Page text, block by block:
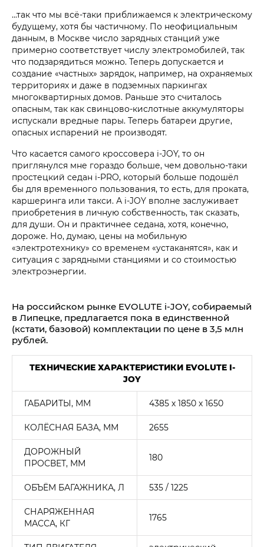
...так что мы всё-таки приближаемся к электрическому
будущему, хотя бы частичному. По неофициальным
данным, в Москве число зарядных станций уже
примерно соответствует числу электромобилей, так
что подзарядиться можно. Теперь допускается и
создание «частных» зарядок, например, на охраняемых
территориях и даже в подземных паркингах
многоквартирных домов. Раньше это считалось
опасным, так как свинцово-кислотные аккумуляторы
испускали вредные пары. Теперь батареи другие,
опасных испарений не производят.
Что касается самого кроссовера i‑JOY, то он
приглянулся мне гораздо больше, чем довольно-таки
простецкий седан i‑PRO, который больше подошёл
бы для временного пользования, то есть, для проката,
каршеринга или такси. А i‑JOY вполне заслуживает
приобретения в личную собственность, так сказать,
для души. Он и практичнее седана, хотя, конечно,
дороже. Но, думаю, цены на мобильную
«электротехнику» со временем «устаканятся», как и
ситуация с зарядными станциями и со стоимостью
электроэнергии.
На российском рынке EVOLUTE i‑JOY, собираемый
в Липецке, предлагается пока в единственной
(кстати, базовой) комплектации по цене в 3,5 млн
рублей.
ТЕХНИЧЕСКИЕ ХАРАКТЕРИСТИКИ EVOLUTE I-
JOY
ГАБАРИТЫ, ММ 4385 х 1850 х 1650
КОЛЁСНАЯ БАЗА, ММ 2655
ДОРОЖНЫЙ
ПРОСВЕТ, ММ
180
ОБЪЁМ БАГАЖНИКА, Л 535 / 1225
СНАРЯЖЕННАЯ
МАССА, КГ
1765